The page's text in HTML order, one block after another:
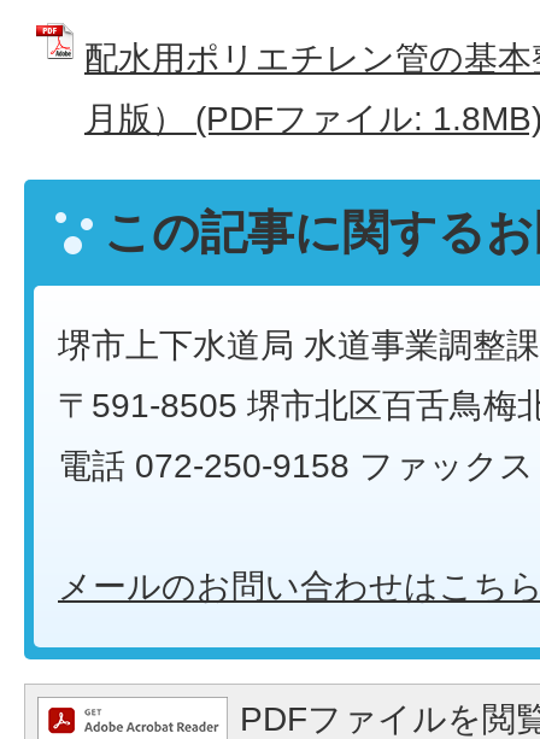
配水用ポリエチレン管の基
月版） (PDFファイル:
この記事に関する
堺市上下水道局 水道事業調整課
〒591-8505 堺市北区百舌鳥梅
電話 072-250-9158 ファック
メールのお問い合わせはこち
PDFファイルを閲